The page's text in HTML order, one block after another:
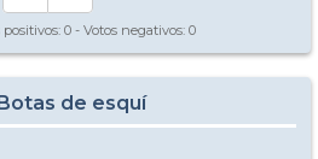
positivos: 0 - Votos negativos: 0
de esquí